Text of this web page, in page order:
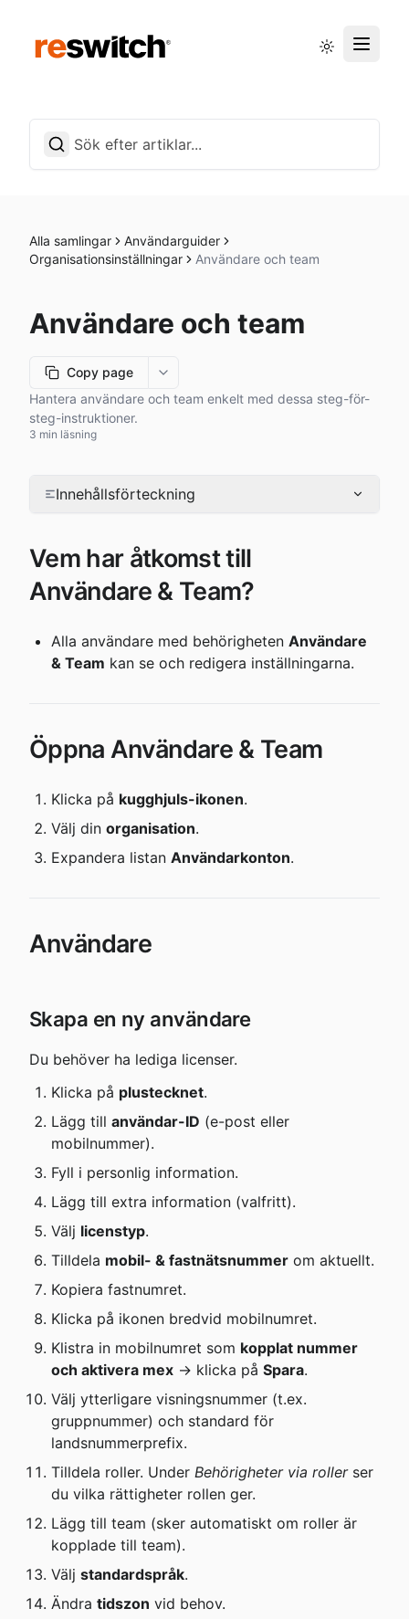
Svenska
Alla samlingar
Användarguider
Organisationsinställningar
Användare och team
Användare och team
Copy page
More options
Hantera användare och team enkelt med dessa steg-för-
steg-instruktioner.
3 min läsning
Innehållsförteckning
Vem har åtkomst till
Användare & Team?
Alla användare med behörigheten Användare
& Team kan se och redigera inställningarna.
Öppna Användare & Team
Klicka på kugghjuls-ikonen.
Välj din organisation.
Expandera listan Användarkonton.
Användare
Skapa en ny användare
Du behöver ha lediga licenser.
Klicka på plustecknet.
Lägg till användar-ID (e-post eller
mobilnummer).
Fyll i personlig information.
Lägg till extra information (valfritt).
Välj licenstyp.
Tilldela mobil- & fastnätsnummer om aktuellt.
Kopiera fastnumret.
Klicka på ikonen bredvid mobilnumret.
Klistra in mobilnumret som kopplat nummer
och aktivera mex → klicka på Spara.
Välj ytterligare visningsnummer (t.ex.
gruppnummer) och standard för
landsnummerprefix.
Tilldela roller. Under Behörigheter via roller ser
du vilka rättigheter rollen ger.
Lägg till team (sker automatiskt om roller är
kopplade till team).
Välj standardspråk.
Ändra tidszon vid behov.